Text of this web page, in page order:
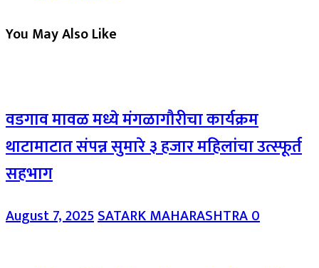
You May Also Like
वडगाव मावळ मध्ये मंगळागौरीचा कार्यक्रम
थाटामाटात संपन्न सुमारे ३ हजार महिलांचा उत्स्फूर्त
सहभाग
August 7, 2025SATARK MAHARASHTRA0